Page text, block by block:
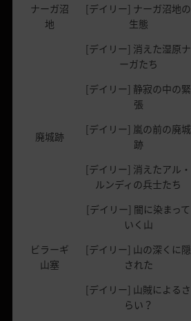
ナーガ沼
地
[デイリー] ナーガ沼地の
生態
[デイリー] 消えた湿原ナ
ーガたち
廃城跡
[デイリー] 静寂の中の緊
張
[デイリー] 嵐の前の廃城
跡
[デイリー] 消えたアル・
ルンディの兵士たち
ビラーギ
山塞
[デイリー] 闇に染まって
いく山
[デイリー] 山の深くに隠
された
[デイリー] 山賊によるさ
らい？